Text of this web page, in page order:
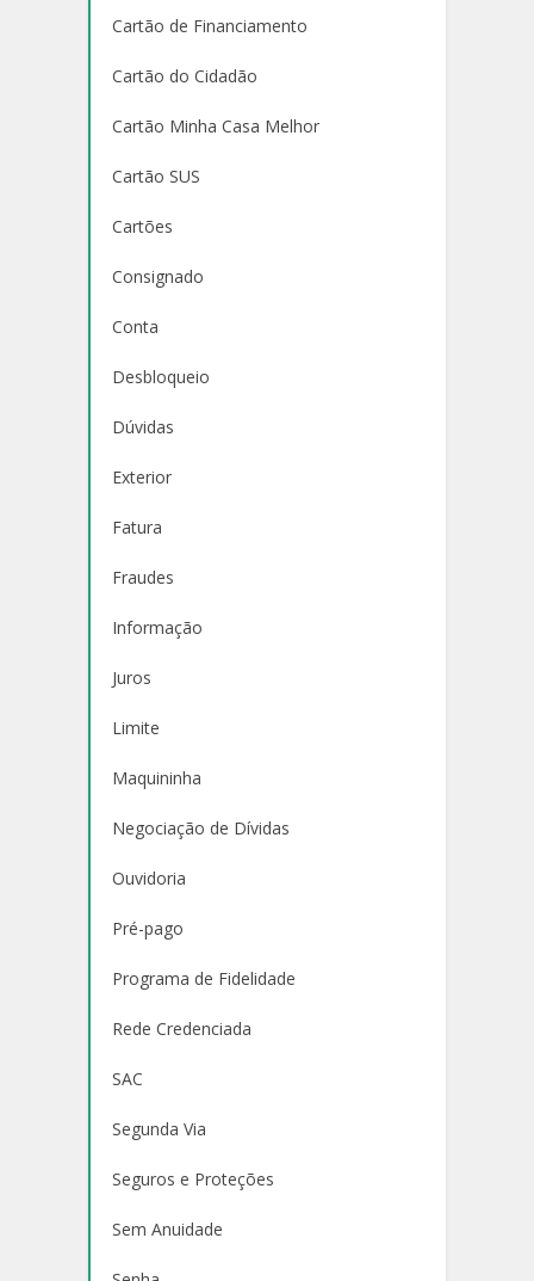
Cartão de Financiamento
Cartão do Cidadão
Cartão Minha Casa Melhor
Cartão SUS
Cartões
Consignado
Conta
Desbloqueio
Dúvidas
Exterior
Fatura
Fraudes
Informação
Juros
Limite
Maquininha
Negociação de Dívidas
Ouvidoria
Pré-pago
Programa de Fidelidade
Rede Credenciada
SAC
Segunda Via
Seguros e Proteções
Sem Anuidade